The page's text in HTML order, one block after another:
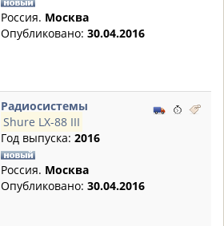
Россия. Москва
Опубликовано: 30.04.2016
Радиосистемы
Shure LX-88 III
Год выпуска: 2016
Россия. Москва
Опубликовано: 30.04.2016